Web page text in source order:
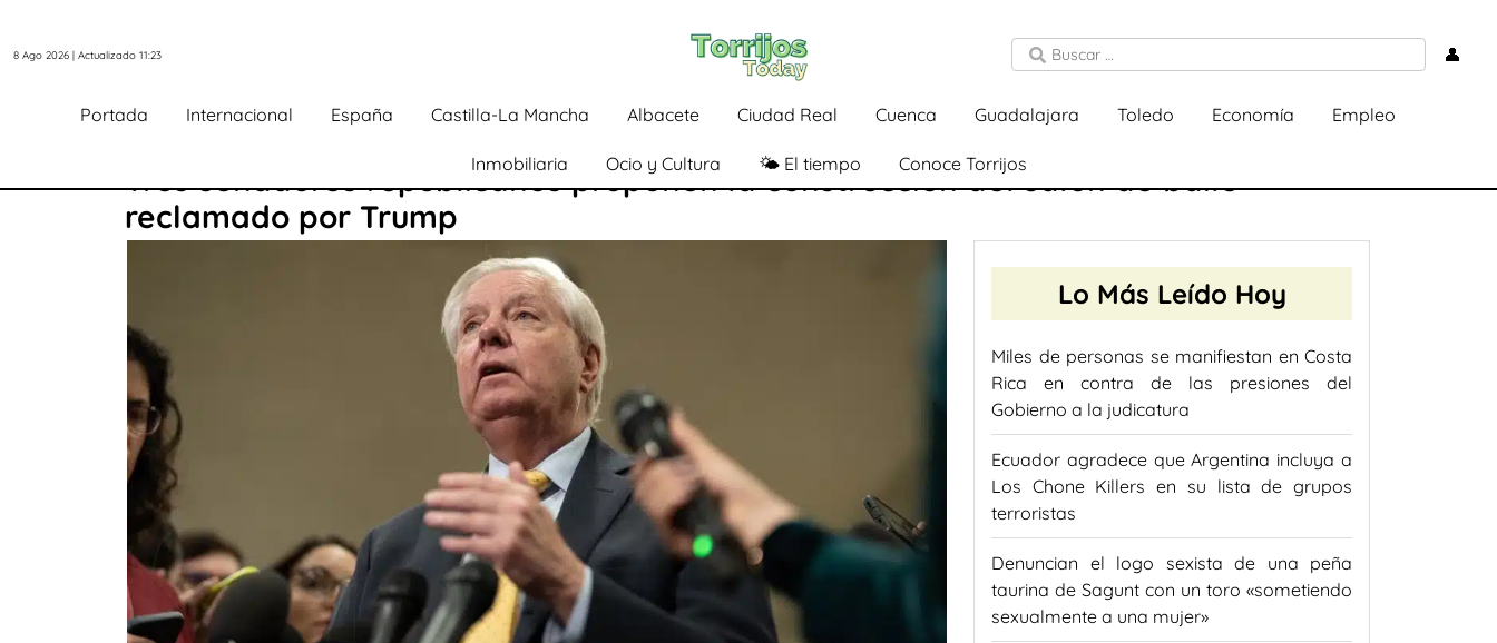
8 Ago 2026 | Actualizado 11:23 👤
Portada Internacional España Castilla-La Mancha Albacete Ciudad Real Cuenca Guadalajara Toledo Economía Empleo
Inmobiliaria Ocio y Cultura 🌤️ El tiempo Conoce Torrijos
Tres senadores republicanos proponen la construcción del salón de baile
reclamado por Trump
Lo Más Leído Hoy
Miles de personas se manifiestan en Costa
Rica en contra de las presiones del
Gobierno a la judicatura
Ecuador agradece que Argentina incluya a
Los Chone Killers en su lista de grupos
terroristas
Denuncian el logo sexista de una peña
taurina de Sagunt con un toro «sometiendo
sexualmente a una mujer»